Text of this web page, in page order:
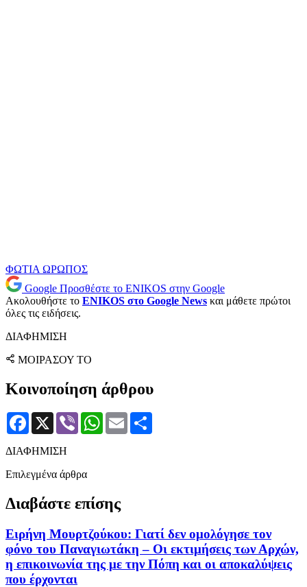
ΦΩΤΙΑ ΩΡΩΠΟΣ
Google Προσθέστε το ENIKOS στην Google
Ακολουθήστε το ENIKOS στο Google News και μάθετε πρώτοι
όλες τις ειδήσεις.
ΔΙΑΦΗΜΙΣΗ
ΜΟΙΡΑΣΟΥ ΤΟ
Κοινοποίηση άρθρου
Facebook
X Viber WhatsApp
Email
ΔΙΑΦΗΜΙΣΗ
Επιλεγμένα άρθρα
Διαβάστε επίσης
Ειρήνη Μουρτζούκου: Γιατί δεν ομολόγησε τον
φόνο του Παναγιωτάκη – Οι εκτιμήσεις των Αρχών,
η επικοινωνία της με την Πόπη και οι αποκαλύψεις
που έρχονται